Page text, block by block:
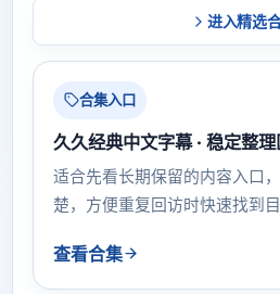
进入精选
合集入口
久久经典中文字幕 · 稳定整理
适合先看长期保留的内容入口
楚，方便重复回访时快速找到目
查看合集